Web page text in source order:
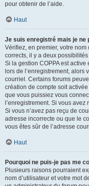
pour obtenir de l’aide.
Haut
Je suis enregistré mais je ne
Vérifiez, en premier, votre nom
corrects, il y a deux possibilités
Si la gestion COPPA est
lors de l’enregistrement,
courriel. Certains forums
création de compte soit
que vous puissiez vous
l’enregistrement. Si vous
Si vous n’avez pas reçu de
adresse incorrecte ou que le
vous êtes sûr de l’adresse
Haut
Pourquoi ne puis-je pas me
Plusieurs raisons pourraient
nom d’utilisateur et votre mot